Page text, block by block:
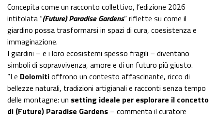
Concepita come un racconto collettivo, l’edizione 2026
intitolata “(Future) Paradise Gardens” riflette su come il
giardino possa trasformarsi in spazi di cura, coesistenza e
immaginazione.
I giardini – e i loro ecosistemi spesso fragili – diventano
simboli di sopravvivenza, amore e di un futuro più giusto.
“Le Dolomitioffrono un contesto affascinante, ricco di
bellezze naturali, tradizioni artigianali e racconti senza tempo
delle montagne: un setting ideale per esplorare il concetto
di (Future) Paradise Gardens – commenta il curatore